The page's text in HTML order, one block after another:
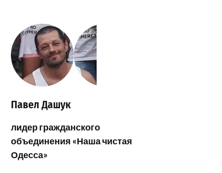
Павел Дашук
лидер гражданского
объединения «Наша чистая
Одесса»